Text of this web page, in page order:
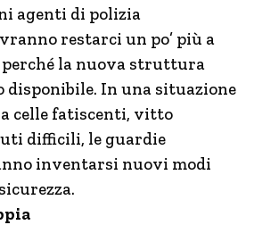
agenti di polizia
restarci un po’ più a
la nuova struttura
disponibile. In una situazione
celle fatiscenti, vitto
difficili, le guardie
inventarsi nuovi modi